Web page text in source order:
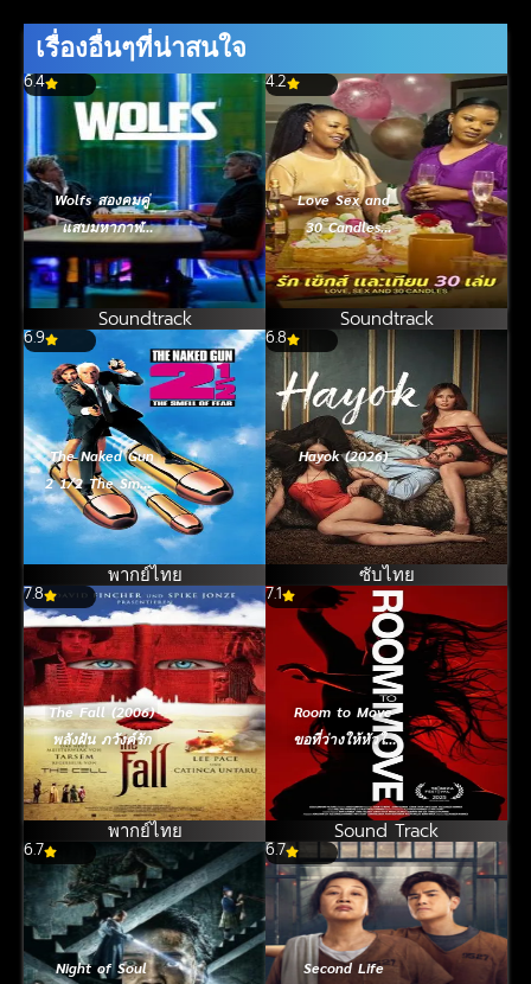
เรื่องอื่นๆที่น่าสนใจ
6.4
Wolfs สองคมคู่
แสบมหากาฬ
(2024)
Soundtrack
4.2
Love Sex and
30 Candles
(2023) รัก เซ็กส์
และเทียน 30 เล่ม
Soundtrack
6.9
The Naked Gun
2 1/2 The Smell
of Fear (1991)
ปืนเปลือย ภาค 2
พากย์ไทย
6.8
Hayok (2026)
ซับไทย
7.8
The Fall (2006)
พลังฝัน ภวังค์รัก
พากย์ไทย
7.1
Room to Move
ขอที่ว่างให้หัวใจ
ได้เคลื่อนไหว
Sound Track
6.7
Night of Soul
6.7
Second Life